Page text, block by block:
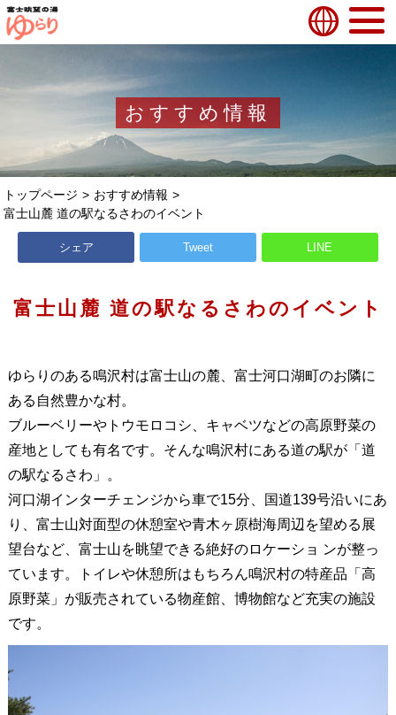
おすすめ情報
トップページ
おすすめ情報
富士山麓 道の駅なるさわのイベント
シェア Tweet LINE
富士山麓 道の駅なるさわのイベント
ゆらりのある鳴沢村は富士山の麓、富士河口湖町のお隣に
ある自然豊かな村。
ブルーベリーやトウモロコシ、キャベツなどの高原野菜の
産地としても有名です。そんな鳴沢村にある道の駅が「道
の駅なるさわ」。
河口湖インターチェンジから車で15分、国道139号沿いにあ
り、富士山対面型の休憩室や青木ヶ原樹海周辺を望める展
望台など、富士山を眺望できる絶好のロケーショ ンが整っ
ています。トイレや休憩所はもちろん鳴沢村の特産品「高
原野菜」が販売されている物産館、博物館など充実の施設
です。